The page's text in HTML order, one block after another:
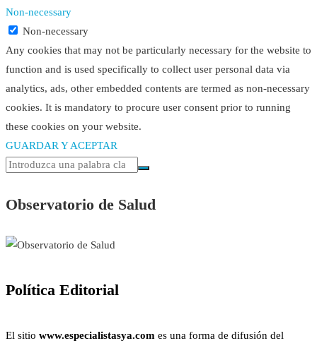
Non-necessary
Non-necessary
Any cookies that may not be particularly necessary for the website to
function and is used specifically to collect user personal data via
analytics, ads, other embedded contents are termed as non-necessary
cookies. It is mandatory to procure user consent prior to running
these cookies on your website.
GUARDAR Y ACEPTAR
Observatorio de Salud
Política Editorial
El sitio www.especialistasya.com es una forma de difusión del